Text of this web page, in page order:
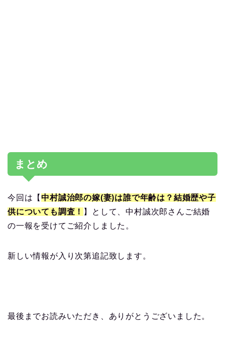
まとめ
今回は【中村誠治郎の嫁(妻)は誰で年齢は？結婚歴や子
供についても調査！ 】として、中村誠次郎さんご結婚
の一報を受けてご紹介しました。
新しい情報が入り次第追記致します。
最後までお読みいただき、ありがとうございました。